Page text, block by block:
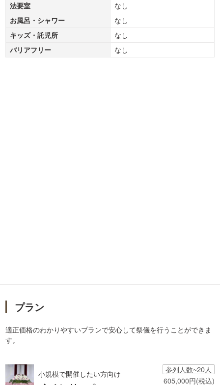
法要室
なし
お風呂・シャワー
なし
キッズ・託児所
なし
バリアフリー
なし
プラン
適正価格のわかりやすいプランで安心して祭儀を行うことができま
す。
小規模で開催したい方向け
参列人数~20人
605,000円(税込)